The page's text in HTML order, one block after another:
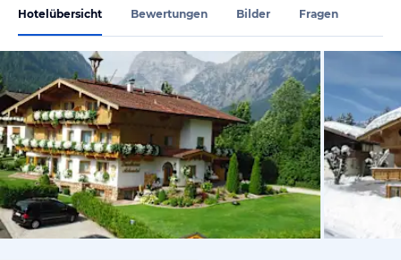
Hotelübersicht Bewertungen Bilder Fragen